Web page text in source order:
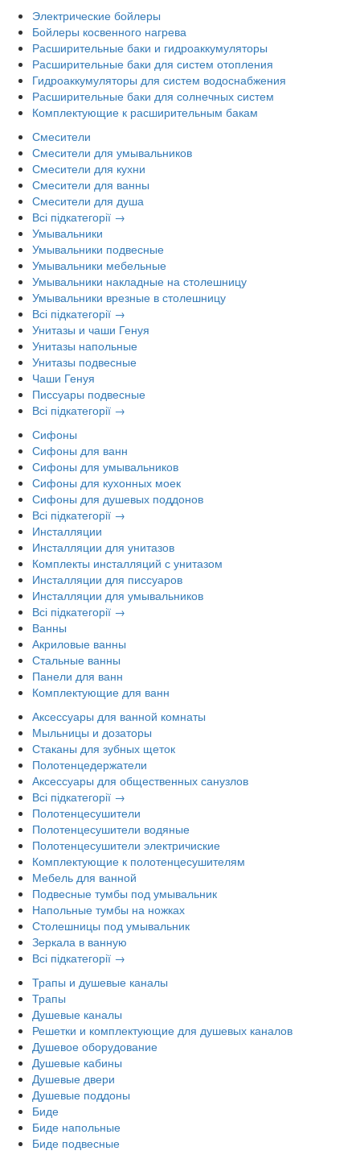
Электрические бойлеры
Бойлеры косвенного нагрева
Расширительные баки и гидроаккумуляторы
Расширительные баки для систем отопления
Гидроаккумуляторы для систем водоснабжения
Расширительные баки для солнечных систем
Комплектующие к расширительным бакам
Смесители
Смесители для умывальников
Смесители для кухни
Смесители для ванны
Смесители для душа
Всі підкатегорії →
Умывальники
Умывальники подвесные
Умывальники мебельные
Умывальники накладные на столешницу
Умывальники врезные в столешницу
Всі підкатегорії →
Унитазы и чаши Генуя
Унитазы напольные
Унитазы подвесные
Чаши Генуя
Писсуары подвесные
Всі підкатегорії →
Сифоны
Сифоны для ванн
Сифоны для умывальников
Сифоны для кухонных моек
Сифоны для душевых поддонов
Всі підкатегорії →
Инсталляции
Инсталляции для унитазов
Комплекты инсталляций с унитазом
Инсталляции для писсуаров
Инсталляции для умывальников
Всі підкатегорії →
Ванны
Акриловые ванны
Стальные ванны
Панели для ванн
Комплектующие для ванн
Аксессуары для ванной комнаты
Мыльницы и дозаторы
Стаканы для зубных щеток
Полотенцедержатели
Аксессуары для общественных санузлов
Всі підкатегорії →
Полотенцесушители
Полотенцесушители водяные
Полотенцесушители электричиские
Комплектующие к полотенцесушителям
Мебель для ванной
Подвесные тумбы под умывальник
Напольные тумбы на ножках
Столешницы под умывальник
Зеркала в ванную
Всі підкатегорії →
Трапы и душевые каналы
Трапы
Душевые каналы
Решетки и комплектующие для душевых каналов
Душевое оборудование
Душевые кабины
Душевые двери
Душевые поддоны
Биде
Биде напольные
Биде подвесные